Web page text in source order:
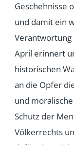
Geschehnisse
und damit ein
Verantwortung
April erinnert
historischen
an die Opfer
und
Schutz der
Völkerrechts